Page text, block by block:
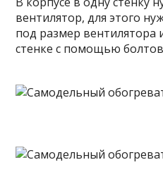
вентилятор, для этого
под размер вентилятора
стенке с помощью